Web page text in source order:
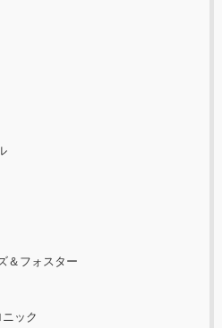
ズ＆フォスター
ニック